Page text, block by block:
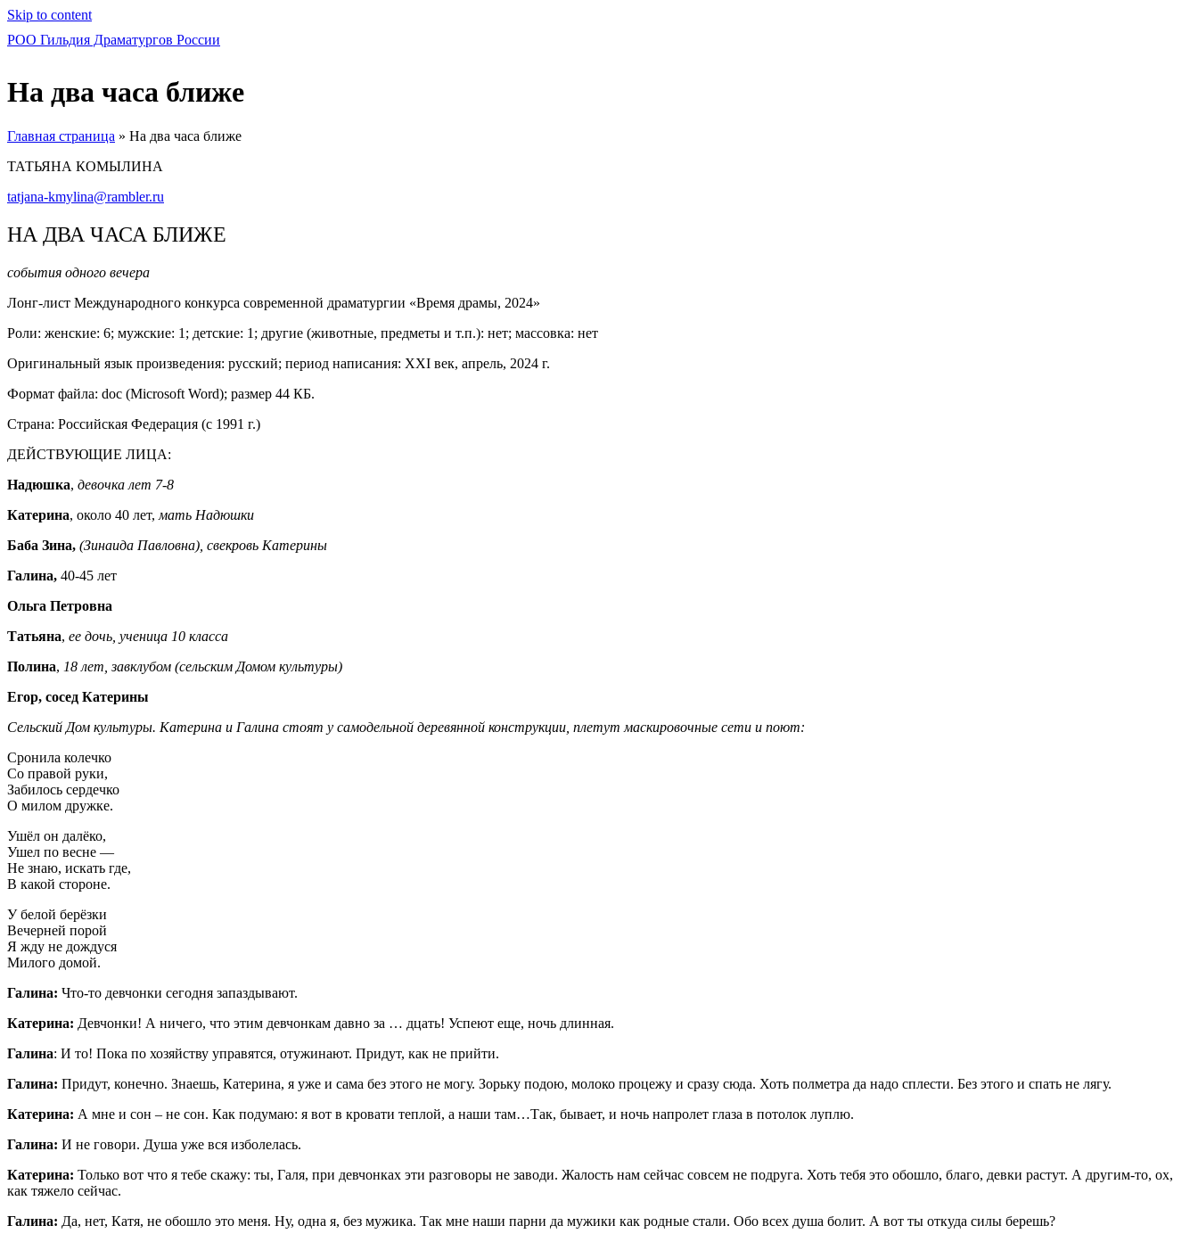
Skip to content
РОО Гильдия Драматургов России
На два часа ближе
Главная страница » На два часа ближе
ТАТЬЯНА КОМЫЛИНА
tatjana-kmylina@rambler.ru
НА ДВА ЧАСА БЛИЖЕ
события одного вечера
Лонг-лист Международного конкурса современной драматургии «Время драмы, 2024»
Роли: женские: 6; мужские: 1; детские: 1; другие (животные, предметы и т.п.): нет; массовка: нет
Оригинальный язык произведения: русский; период написания: XXI век, апрель, 2024 г.
Формат файла: doc (Microsoft Word); размер 44 КБ.
Страна: Российская Федерация (с 1991 г.)
ДЕЙСТВУЮЩИЕ ЛИЦА:
Надюшка, девочка лет 7-8
Катерина, около 40 лет, мать Надюшки
Баба Зина, (Зинаида Павловна), свекровь Катерины
Галина, 40-45 лет
Ольга Петровна
Татьяна, ее дочь, ученица 10 класса
Полина, 18 лет, завклубом (сельским Домом культуры)
Егор, сосед Катерины
Сельский Дом культуры. Катерина и Галина стоят у самодельной деревянной конструкции, плетут маскировочные сети и поют:
Сронила колечко
Со правой руки,
Забилось сердечко
О милом дружке.
Ушёл он далёко,
Ушел по весне —
Не знаю, искать где,
В какой стороне.
У белой берёзки
Вечерней порой
Я жду не дождуся
Милого домой.
Галина: Что-то девчонки сегодня запаздывают.
Катерина: Девчонки! А ничего, что этим девчонкам давно за … дцать! Успеют еще, ночь длинная.
Галина: И то! Пока по хозяйству управятся, отужинают. Придут, как не прийти.
Галина: Придут, конечно. Знаешь, Катерина, я уже и сама без этого не могу. Зорьку подою, молоко процежу и сразу сюда. Хоть полметра да надо сплести. Без этого и спать не лягу.
Катерина: А мне и сон – не сон. Как подумаю: я вот в кровати теплой, а наши там…Так, бывает, и ночь напролет глаза в потолок луплю.
Галина: И не говори. Душа уже вся изболелась.
Катерина: Только вот что я тебе скажу: ты, Галя, при девчонках эти разговоры не заводи. Жалость нам сейчас совсем не подруга. Хоть тебя это обошло, благо, девки растут. А другим-то, ох,
как тяжело сейчас.
Галина: Да, нет, Катя, не обошло это меня. Ну, одна я, без мужика. Так мне наши парни да мужики как родные стали. Обо всех душа болит. А вот ты откуда силы берешь?